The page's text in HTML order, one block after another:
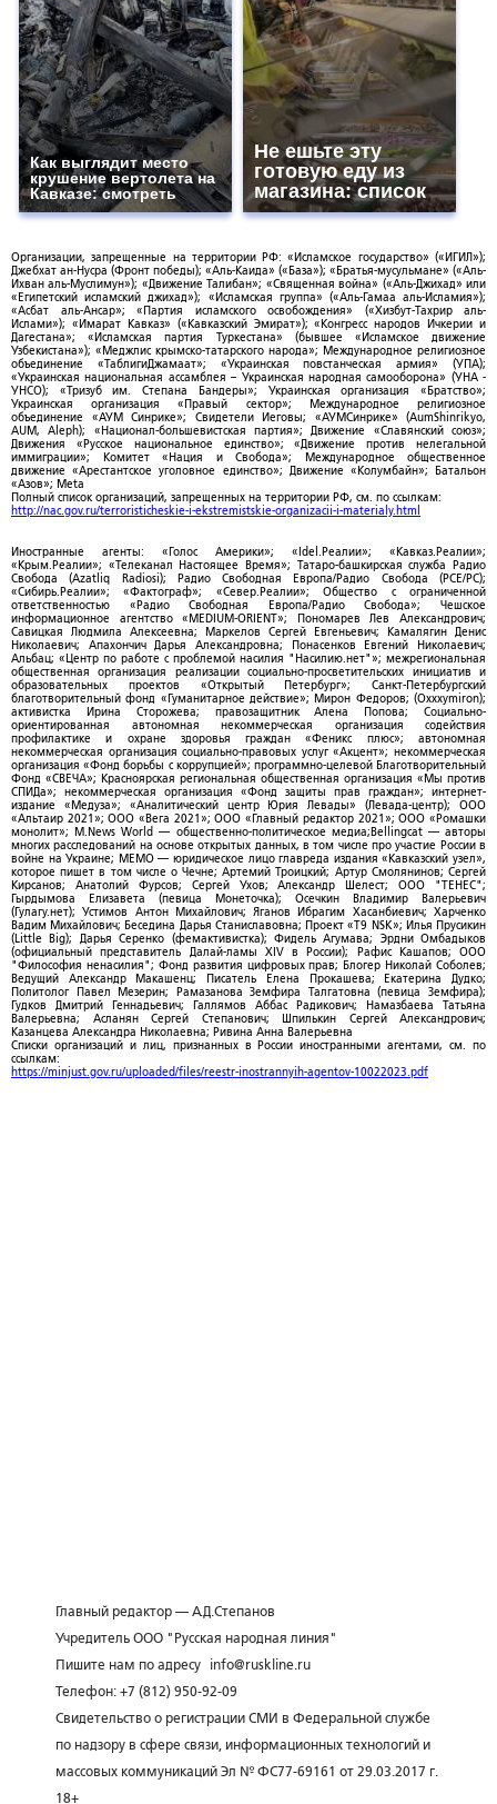
Как выглядит место
крушение вертолета на
Кавказе: смотреть
Не ешьте эту
готовую еду из
магазина: список
Организации, запрещенные на территории РФ: «Исламское государство» («ИГИЛ»);
Джебхат ан-Нусра (Фронт победы); «Аль-Каида» («База»); «Братья-мусульмане» («Аль-
Ихван аль-Муслимун»); «Движение Талибан»; «Священная война» («Аль-Джихад» или
«Египетский исламский джихад»); «Исламская группа» («Аль-Гамаа аль-Исламия»);
«Асбат аль-Ансар»; «Партия исламского освобождения» («Хизбут-Тахрир аль-
Ислами»); «Имарат Кавказ» («Кавказский Эмират»); «Конгресс народов Ичкерии и
Дагестана»; «Исламская партия Туркестана» (бывшее «Исламское движение
Узбекистана»); «Меджлис крымско-татарского народа»; Международное религиозное
объединение «ТаблигиДжамаат»; «Украинская повстанческая армия» (УПА);
«Украинская национальная ассамблея – Украинская народная самооборона» (УНА -
УНСО); «Тризуб им. Степана Бандеры»; Украинская организация «Братство»;
Украинская организация «Правый сектор»; Международное религиозное
объединение «АУМ Синрике»; Свидетели Иеговы; «АУМСинрике» (AumShinrikyo,
AUM, Aleph); «Национал-большевистская партия»; Движение «Славянский союз»;
Движения «Русское национальное единство»; «Движение против нелегальной
иммиграции»; Комитет «Нация и Свобода»; Международное общественное
движение «Арестантское уголовное единство»; Движение «Колумбайн»; Батальон
«Азов»; Meta
Полный список организаций, запрещенных на территории РФ, см. по ссылкам:
http://nac.gov.ru/terroristicheskie-i-ekstremistskie-organizacii-i-materialy.html
Иностранные агенты: «Голос Америки»; «Idel.Реалии»; «Кавказ.Реалии»;
«Крым.Реалии»; «Телеканал Настоящее Время»; Татаро-башкирская служба Радио
Свобода (Azatliq Radiosi); Радио Свободная Европа/Радио Свобода (PCE/PC);
«Сибирь.Реалии»; «Фактограф»; «Север.Реалии»; Общество с ограниченной
ответственностью «Радио Свободная Европа/Радио Свобода»; Чешское
информационное агентство «MEDIUM-ORIENT»; Пономарев Лев Александрович;
Савицкая Людмила Алексеевна; Маркелов Сергей Евгеньевич; Камалягин Денис
Николаевич; Апахончич Дарья Александровна; Понасенков Евгений Николаевич;
Альбац; «Центр по работе с проблемой насилия "Насилию.нет"»; межрегиональная
общественная организация реализации социально-просветительских инициатив и
образовательных проектов «Открытый Петербург»; Санкт-Петербургский
благотворительный фонд «Гуманитарное действие»; Мирон Федоров; (Oxxxymiron);
активистка Ирина Сторожева; правозащитник Алена Попова; Социально-
ориентированная автономная некоммерческая организация содействия
профилактике и охране здоровья граждан «Феникс плюс»; автономная
некоммерческая организация социально-правовых услуг «Акцент»; некоммерческая
организация «Фонд борьбы с коррупцией»; программно-целевой Благотворительный
Фонд «СВЕЧА»; Красноярская региональная общественная организация «Мы против
СПИДа»; некоммерческая организация «Фонд защиты прав граждан»; интернет-
издание «Медуза»; «Аналитический центр Юрия Левады» (Левада-центр); ООО
«Альтаир 2021»; ООО «Вега 2021»; ООО «Главный редактор 2021»; ООО «Ромашки
монолит»; M.News World — общественно-политическое медиа;Bellingcat — авторы
многих расследований на основе открытых данных, в том числе про участие России в
войне на Украине; МЕМО — юридическое лицо главреда издания «Кавказский узел»,
которое пишет в том числе о Чечне; Артемий Троицкий; Артур Смолянинов; Сергей
Кирсанов; Анатолий Фурсов; Сергей Ухов; Александр Шелест; ООО "ТЕНЕС";
Гырдымова Елизавета (певица Монеточка); Осечкин Владимир Валерьевич
(Гулагу.нет); Устимов Антон Михайлович; Яганов Ибрагим Хасанбиевич; Харченко
Вадим Михайлович; Беседина Дарья Станиславовна; Проект «T9 NSK»; Илья Прусикин
(Little Big); Дарья Серенко (фемактивистка); Фидель Агумава; Эрдни Омбадыков
(официальный представитель Далай-ламы XIV в России); Рафис Кашапов; ООО
"Философия ненасилия"; Фонд развития цифровых прав; Блогер Николай Соболев;
Ведущий Александр Макашенц; Писатель Елена Прокашева; Екатерина Дудко;
Политолог Павел Мезерин; Рамазанова Земфира Талгатовна (певица Земфира);
Гудков Дмитрий Геннадьевич; Галлямов Аббас Радикович; Намазбаева Татьяна
Валерьевна; Асланян Сергей Степанович; Шпилькин Сергей Александрович;
Казанцева Александра Николаевна; Ривина Анна Валерьевна
Списки организаций и лиц, признанных в России иностранными агентами, см. по
ссылкам:
https://minjust.gov.ru/uploaded/files/reestr-inostrannyih-agentov-10022023.pdf
Главный редактор — А.Д.Степанов
Учредитель ООО "Русская народная линия"
Пишите нам по адресу
info@ruskline.ru
Телефон: +7 (812) 950-92-09
Свидетельство о регистрации СМИ в Федеральной службе
по надзору в сфере связи, информационных технологий и
массовых коммуникаций Эл № ФС77-69161 от 29.03.2017 г.
18+